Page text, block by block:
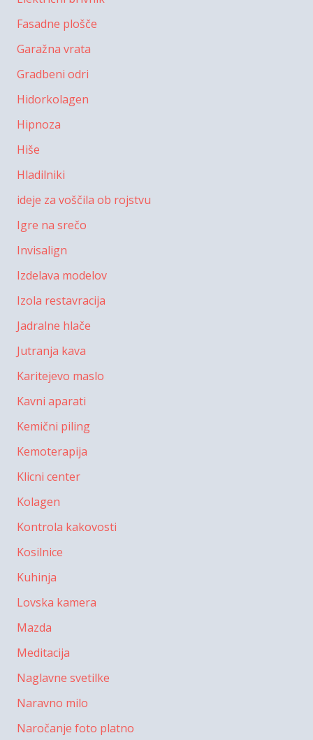
Fasadne plošče
Garažna vrata
Gradbeni odri
Hidorkolagen
Hipnoza
Hiše
Hladilniki
ideje za voščila ob rojstvu
Igre na srečo
Invisalign
Izdelava modelov
Izola restavracija
Jadralne hlače
Jutranja kava
Karitejevo maslo
Kavni aparati
Kemični piling
Kemoterapija
Klicni center
Kolagen
Kontrola kakovosti
Kosilnice
Kuhinja
Lovska kamera
Mazda
Meditacija
Naglavne svetilke
Naravno milo
Naročanje foto platno